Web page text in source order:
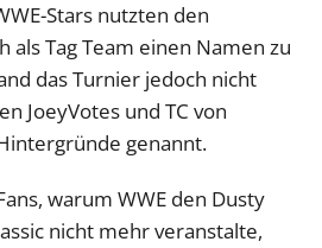
Stars nutzten den
als Tag Team einen Namen zu
das Turnier jedoch nicht
JoeyVotes und TC von
genannt.
warum WWE den Dusty
nicht mehr veranstalte,